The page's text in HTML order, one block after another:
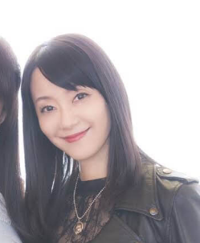
する時間でもあった。
界の重鎮、砂原良徳へ。ステー
れをガラッと砂原ワールドへと
』から数曲、YMOの楽曲をサン
とリンクさせ、視聴覚をトリッ
。
ター』※4月1日（火）レギュラ
後5時50分～9時00分（最大延
、松沼雅之、笘篠賢治、西本
、岩本勉
ンズナイター』、力強いレジェ
＞
年目のシーズンを迎える『文化放
、今シーズンも
「吼えろ！ライ
オンズナイター」を合言葉に、
イオンズを中心に、強豪ひしめ
ける。
放送をスタートする今シーズン
博久、松沼雅之、笘篠賢治、西